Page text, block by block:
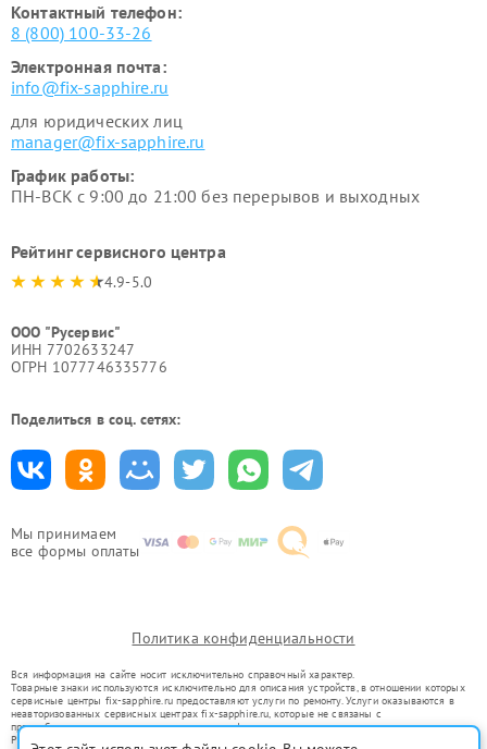
Мы принимаем
все формы оплаты
Контактный телефон:
8 (800) 100-33-26
Электронная почта:
info@fix-sapphire.ru
для юридических лиц
manager@fix-sapphire.ru
График работы:
ПН-ВСК с 9:00 до 21:00 без перерывов и выходных
Рейтинг сервисного центра
4.9-5.0
ООО "Русервис"
ИНН 7702633247
ОГРН 1077746335776
Поделиться в соц. сетях:
Политика конфиденциальности
Вся информация на сайте носит исключительно справочный характер.
Товарные знаки используются исключительно для описания устройств, в отношении которых
сервисные центры fix-sapphire.ru предоставляют услуги по ремонту. Услуги оказываются в
неавторизованных сервисных центрах fix-sapphire.ru, которые не связаны с
правообладателями товарных знаков или их официальными представителями.
Ремонт осуществляется для устройств, уже введенных в гражданский оборот в соответствии